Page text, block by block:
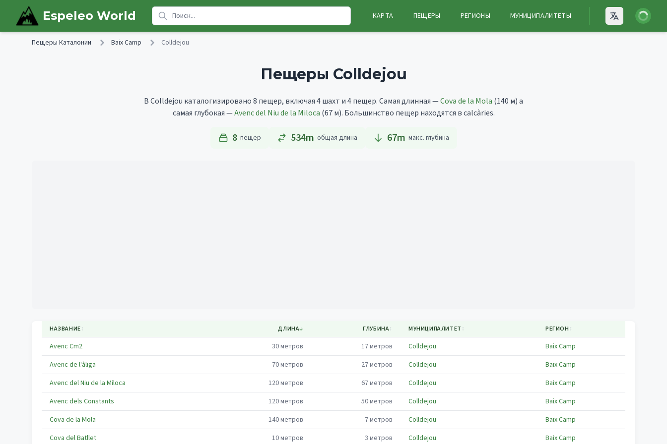
Skip to main content
Espeleo World КАРТА ПЕЩЕРЫ РЕГИОНЫ МУНИЦИПАЛИТЕТЫ Open
Войти
Пещеры Каталонии Baix Camp Colldejou
Пещеры Colldejou
В Colldejou каталогизировано 8 пещер, включая 4 шахт и 4 пещер.Самая длинная —Cova de la Mola (140 м)а
самая глубокая —Avenc del Niu de la Miloca (67 м). Большинство пещер находятся в calcàries.
8 пещер 534m общая длина 67m макс. глубина
НАЗВАНИЕ↕ ДЛИНА↓ ГЛУБИНА↕ МУНИЦИПАЛИТЕТ ↕ РЕГИОН ↕
Avenc Cm2 30метров 17метров Colldejou
Baix Camp
Avenc de l'àliga
70метров 27метров Colldejou
Baix Camp
Avenc del Niu de la Miloca
120метров 67метров Colldejou
Baix Camp
Avenc dels Constants
120метров 50метров Colldejou
Baix Camp
Cova de la Mola
140метров 7метров Colldejou
Baix Camp
Cova del Batllet
10метров 3 метров Colldejou Baix Camp